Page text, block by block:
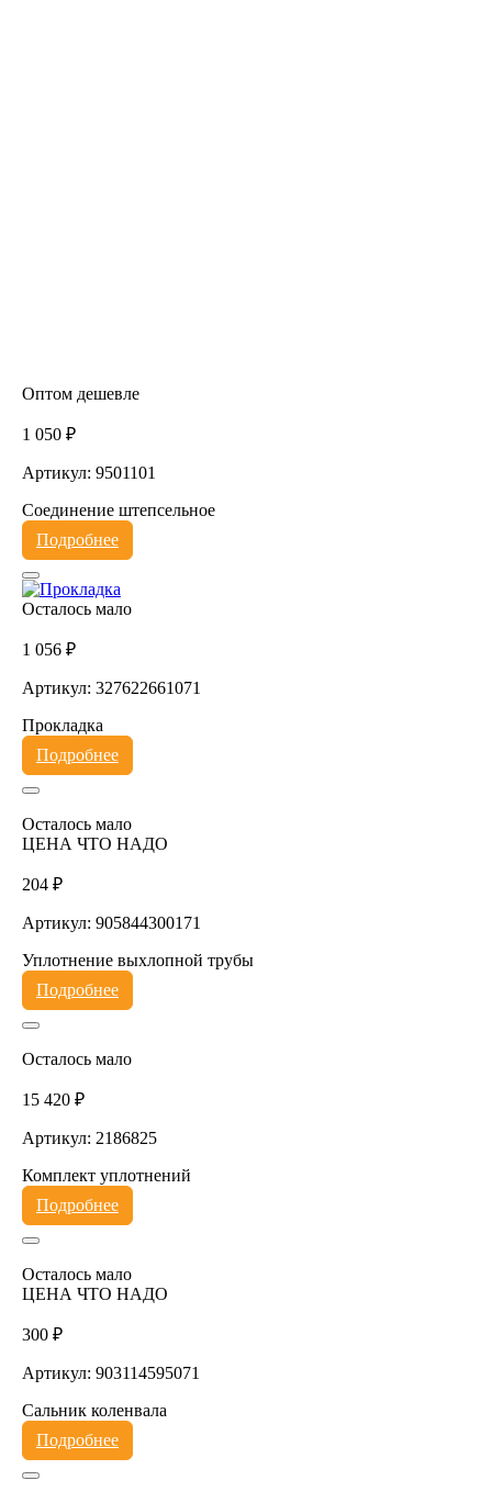
Оптом дешевле
1 050 ₽
Артикул: 9501101
Соединение штепсельное
Подробнее
Осталось мало
1 056 ₽
Артикул: 327622661071
Прокладка
Подробнее
Осталось мало
ЦЕНА ЧТО НАДО
204 ₽
Артикул: 905844300171
Уплотнение выхлопной трубы
Подробнее
Осталось мало
15 420 ₽
Артикул: 2186825
Комплект уплотнений
Подробнее
Осталось мало
ЦЕНА ЧТО НАДО
300 ₽
Артикул: 903114595071
Сальник коленвала
Подробнее